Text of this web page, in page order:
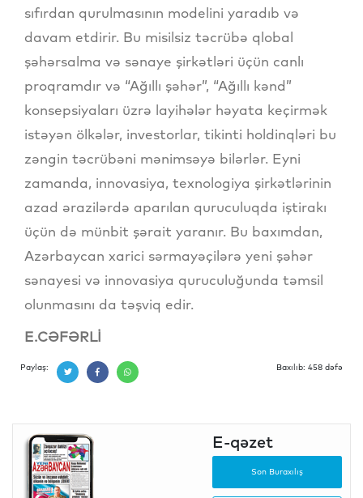
sıfırdan qurulmasının modelini yaradıb və
davam etdirir. Bu misilsiz təcrübə qlobal
şəhərsalma və sənaye şirkətləri üçün canlı
proqramdır və “Ağıllı şəhər”, “Ağıllı kənd”
konsepsiyaları üzrə layihələr həyata keçirmək
istəyən ölkələr, investorlar, tikinti holdinqləri bu
zəngin təcrübəni mənimsəyə bilərlər. Eyni
zamanda, innovasiya, texnologiya şirkətlərinin
azad ərazilərdə aparılan quruculuqda iştirakı
üçün də münbit şərait yaranır. Bu baxımdan,
Azərbaycan xarici sərmayəçilərə yeni şəhər
sənayesi və innovasiya quruculuğunda təmsil
olunmasını da təşviq edir.
E.CƏFƏRLİ
Paylaş: Baxılıb: 458 dəfə
E-qəzet
Son Buraxılış